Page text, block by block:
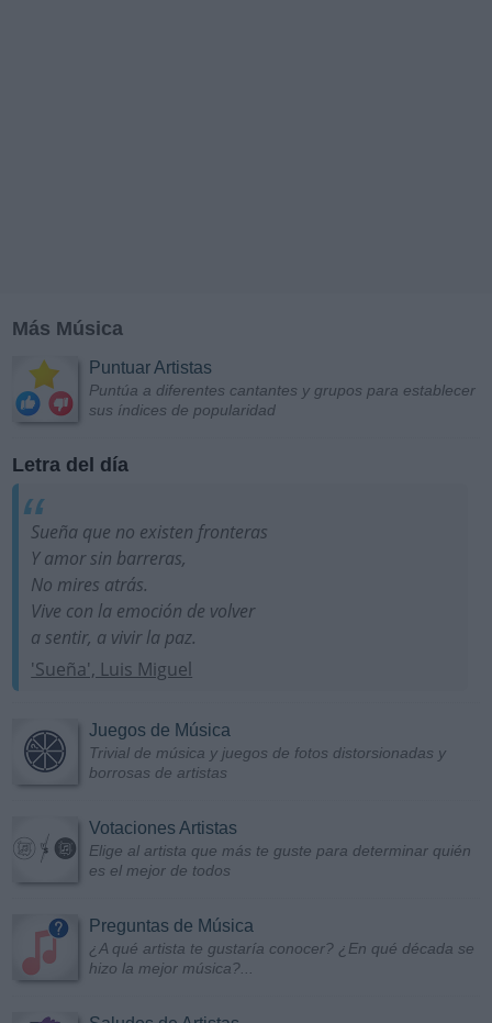
Más Música
Puntuar Artistas
Puntúa a diferentes cantantes y grupos para establecer
sus índices de popularidad
Letra del día
Sueña que no existen fronteras
Y amor sin barreras,
No mires atrás.
Vive con la emoción de volver
a sentir, a vivir la paz.
'Sueña', Luis Miguel
Juegos de Música
Trivial de música y juegos de fotos distorsionadas y
borrosas de artistas
Votaciones Artistas
Elige al artista que más te guste para determinar quién
es el mejor de todos
Preguntas de Música
¿A qué artista te gustaría conocer? ¿En qué década se
hizo la mejor música?...